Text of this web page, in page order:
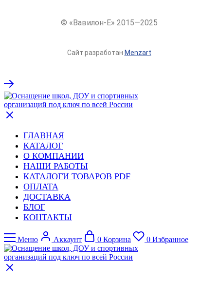
© «Вавилон-Е» 2015—2025
Сайт разработан Menzart
ГЛАВНАЯ
КАТАЛОГ
О КОМПАНИИ
НАШИ РАБОТЫ
КАТАЛОГИ ТОВАРОВ PDF
ОПЛАТА
ДОСТАВКА
БЛОГ
КОНТАКТЫ
Меню Аккаунт 0 Корзина 0 Избранное